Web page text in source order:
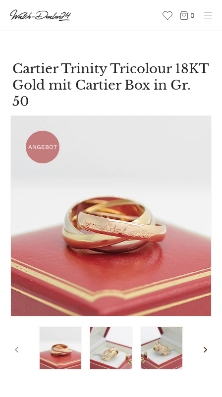
zum
Inhalt
0
Cartier Trinity Tricolour 18KT
Gold mit Cartier Box in Gr.
50
ANGEBOT
VORHERIGER
SCHIEBER